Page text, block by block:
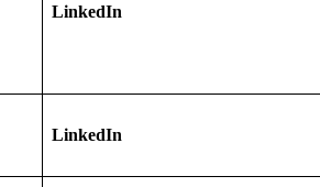
LinkedIn
LinkedIn